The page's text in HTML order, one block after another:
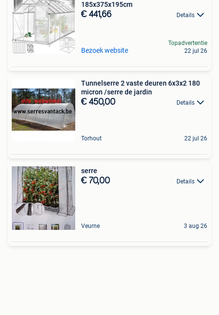
185x375x195cm
€ 441,66 Details
Bezoek website
Topadvertentie
22 jul 26
Tunnelserre 2 vaste deuren 6x3x2 180
micron /serre de jardin
€ 450,00 Details
Torhout 22 jul 26
serre
€ 70,00 Details
Veurne 3 aug 26